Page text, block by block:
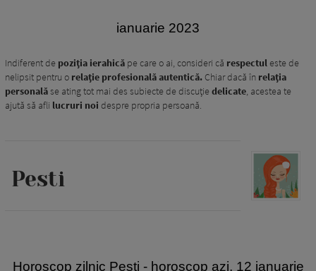
ianuarie 2023
Indiferent de poziția ierahică pe care o ai, consideri că respectul este de
nelipsit pentru o relație profesională autentică. Chiar dacă în relația
personalăse ating tot mai des subiecte de discuție delicate, acestea te
ajută să afli lucruri noi despre propria persoană.
Pesti
Horoscop zilnic Pești - horoscop azi, 12 ianuarie